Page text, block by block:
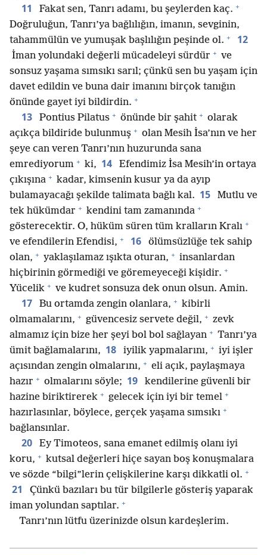
11 Fakat sen, Tanrı adamı, bu şeylerden kaç. +
Doğruluğun, Tanrı’ya bağlılığın, imanın, sevginin,
tahammülün ve yumuşak başlılığın peşinde ol. + 12
İman yolundaki değerli mücadeleyi sürdür + ve
sonsuz yaşama sımsıkı sarıl; çünkü sen bu yaşam için
davet edildin ve buna dair imanını birçok tanığın
önünde gayet iyi bildirdin. +
13 Pontius Pilatus + önünde bir şahit + olarak
açıkça bildiride bulunmuş + olan Mesih İsa’nın ve her
şeye can veren Tanrı’nın huzurunda sana
emrediyorum + ki, 14
Efendimiz İsa Mesih’in ortaya
çıkışına + kadar, kimsenin kusur ya da ayıp
bulamayacağı şekilde talimata bağlı kal. 15
Mutlu ve
tek hükümdar + kendini tam zamanında +
gösterecektir. O, hüküm süren tüm kralların Kralı +
ve efendilerin Efendisi, + 16
ölümsüzlüğe tek sahip
olan, + yaklaşılamaz ışıkta oturan, + insanlardan
hiçbirinin görmediği ve göremeyeceği kişidir. +
Yücelik + ve kudret sonsuza dek onun olsun. Amin.
17 Bu ortamda zengin olanlara, + kibirli
olmamalarını, + güvencesiz servete değil, + zevk
almamız için bize her şeyi bol bol sağlayan + Tanrı’ya
ümit bağlamalarını, 18 iyilik yapmalarını, + iyi işler
açısından zengin olmalarını, + eli açık, paylaşmaya
hazır + olmalarını söyle; 19
kendilerine güvenli bir
hazine biriktirerek + gelecek için iyi bir temel +
hazırlasınlar, böylece, gerçek yaşama sımsıkı +
bağlansınlar.
20
Ey Timoteos, sana emanet edilmiş olanı iyi
koru, + kutsal değerleri hiçe sayan boş konuşmalara
ve sözde “bilgi”lerin çelişkilerine karşı dikkatli ol. +
21
Çünkü bazıları bu tür bilgilerle gösteriş yaparak
iman yolundan saptılar. +
Tanrı’nın lütfu üzerinizde olsun kardeşlerim.